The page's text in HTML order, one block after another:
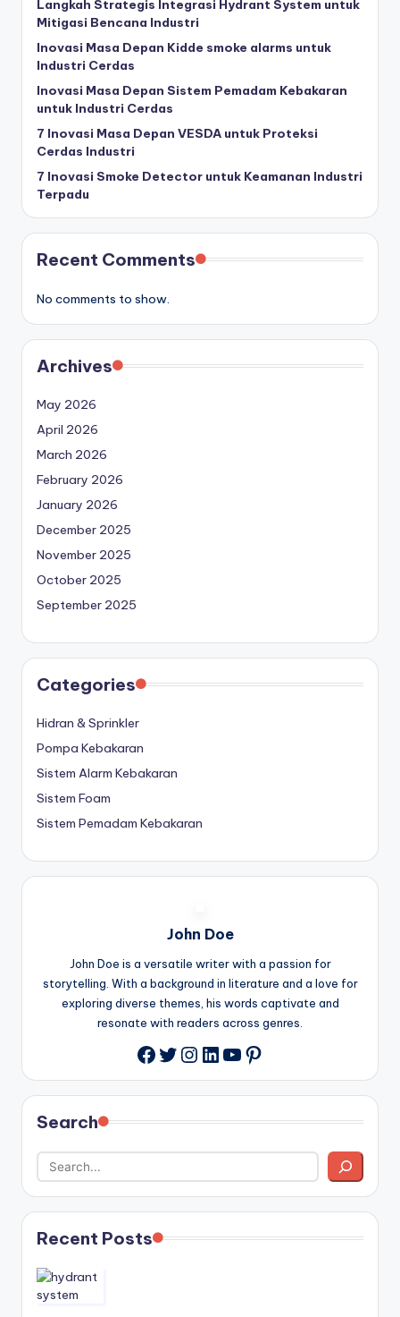
Langkah Strategis Integrasi Hydrant System untuk
Mitigasi Bencana Industri
Inovasi Masa Depan Kidde smoke alarms untuk
Industri Cerdas
Inovasi Masa Depan Sistem Pemadam Kebakaran
untuk Industri Cerdas
7 Inovasi Masa Depan VESDA untuk Proteksi
Cerdas Industri
7 Inovasi Smoke Detector untuk Keamanan Industri
Terpadu
Recent Comments
No comments to show.
Archives
May 2026
April 2026
March 2026
February 2026
January 2026
December 2025
November 2025
October 2025
September 2025
Categories
Hidran & Sprinkler
Pompa Kebakaran
Sistem Alarm Kebakaran
Sistem Foam
Sistem Pemadam Kebakaran
John Doe
John Doe is a versatile writer with a passion for
storytelling. With a background in literature and a love for
exploring diverse themes, his words captivate and
resonate with readers across genres.
Facebook
Twitter
Instagram
LinkedIn
YouTube
Pinterest
Search
Recent Posts